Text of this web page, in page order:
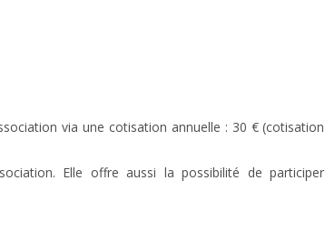
via une cotisation annuelle : 30 € (cotisation
Elle offre aussi la possibilité de participer